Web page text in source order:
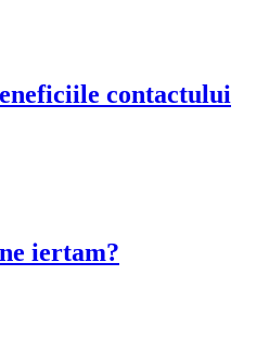
contactului
iertam?